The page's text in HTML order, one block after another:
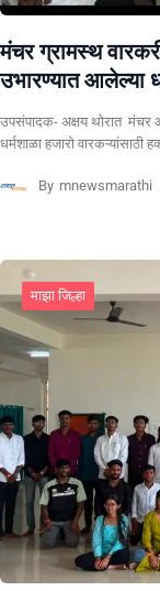
मंचर ग्रामस्थ
उभारण्यात आलेल्या
उपसंपादक- अक्षय थोरात मंचर
धर्मशाळा हजारो वारकऱ्यांसाठी
By mnewsmarathi
माझा जिल्हा